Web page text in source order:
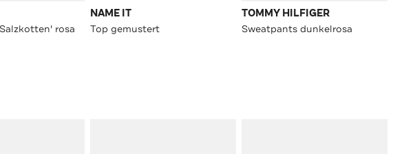
rosa
NAME IT
Top gemustert
TOMMY HILFIGER
Sweatpants dunkelrosa